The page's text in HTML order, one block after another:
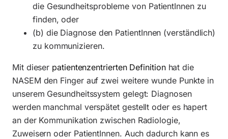
die Gesundheitsprobleme von PatientInnen zu
finden, oder
(b) die Diagnose den PatientInnen (verständlich)
zu kommunizieren.
Mit dieser patientenzentrierten Definitionhat die
NASEM den Finger auf zwei weitere wunde Punkte in
unserem Gesundheitssystem gelegt: Diagnosen
werden manchmal verspätet gestellt oder es hapert
an der Kommunikation zwischen Radiologie,
Zuweisern oder PatientInnen. Auch dadurch kann es